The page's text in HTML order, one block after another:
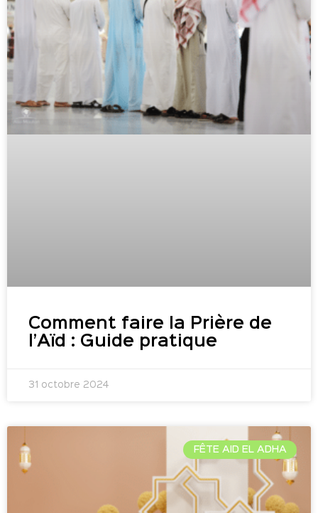
Comment faire la Prière de
l’Aïd : Guide pratique
31 octobre 2024
FÊTE AID EL ADHA